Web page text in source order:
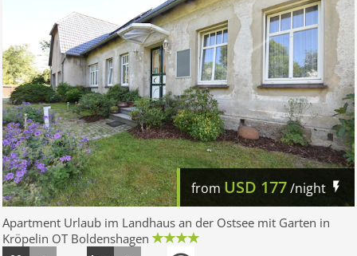
from USD 177/night
Apartment Urlaub im Landhaus an der Ostsee mit Garten in
Kröpelin OT Boldenshagen